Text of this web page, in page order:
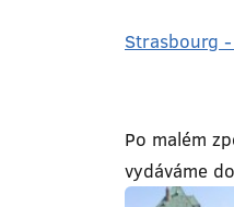
Strasbourg
Po malém
vydáváme